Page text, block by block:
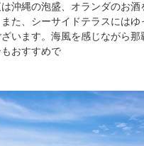
沖縄の泡盛、オランダのお酒
た、シーサイドテラスにはゆ
います。海風を感じながら那
おすすめで